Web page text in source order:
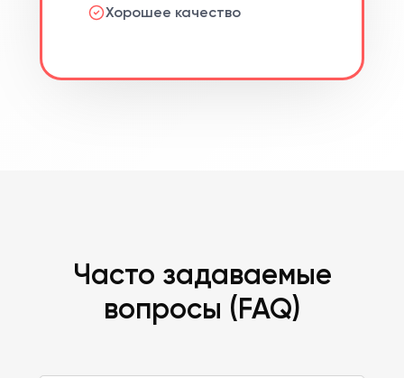
Хорошее качество
Часто задаваемые
вопросы (FAQ)